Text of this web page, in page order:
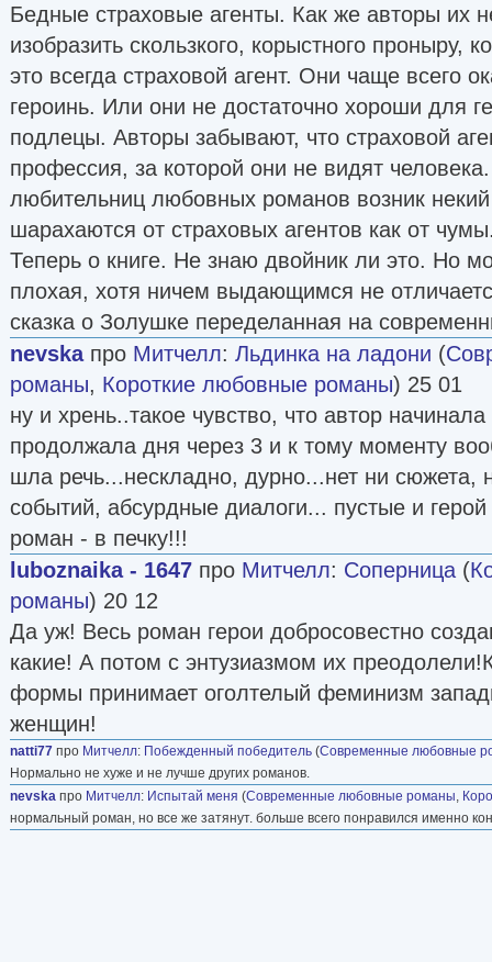
Бедные страховые агенты. Как же авторы их
изобразить скользкого, корыстного проныру,
это всегда страховой агент. Они чаще всего
героинь. Или они не достаточно хороши для
подлецы. Авторы забывают, что страховой
профессия, за которой они не видят
любительниц любовных романов возник
шарахаются от страховых агентов как от
Теперь о книге. Не знаю двойник ли это. Но
плохая, хотя ничем выдающимся не
сказка о Золушке переделанная на
nevskaпро Митчелл: Льдинка на ладони (
романы, Короткие любовные романы) 25 01
ну и хрень..такое чувство, что автор
продолжала дня через 3 и к тому моменту
шла речь...нескладно, дурно...нет ни сюжета,
событий, абсурдные диалоги... пустые и
роман - в печку!!!
luboznaika - 1647 про Митчелл: Соперница (
романы) 20 12
Да уж! Весь роман герои добросовестно
какие! А потом с энтузиазмом их
формы принимает оголтелый феминизм
женщин!
natti77 про Митчелл: Побежденный победитель (Современные любовные
Нормально не хуже и не лучше других романов.
nevska про Митчелл: Испытай меня (Современные любовные романы,
нормальный роман, но все же затянут. больше всего понравился именно